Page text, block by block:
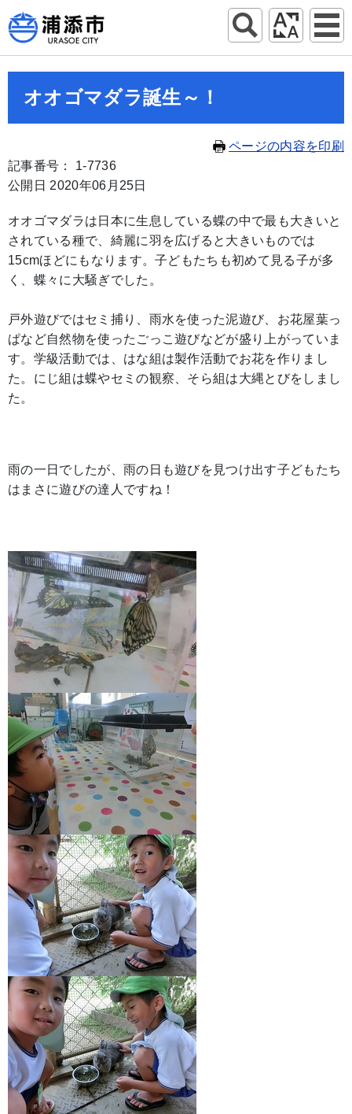
オオゴマダラ誕生～！
ページの内容を印刷
記事番号： 1-7736
公開日 2020年06月25日
オオゴマダラは日本に生息している蝶の中で最も大きいと
されている種で、綺麗に羽を広げると大きいものでは
15cmほどにもなります。子どもたちも初めて見る子が多
く、蝶々に大騒ぎでした。
戸外遊びではセミ捕り、雨水を使った泥遊び、お花屋葉っ
ぱなど自然物を使ったごっこ遊びなどが盛り上がっていま
す。学級活動では、はな組は製作活動でお花を作りまし
た。にじ組は蝶やセミの観察、そら組は大縄とびをしまし
た。
雨の一日でしたが、雨の日も遊びを見つけ出す子どもたち
はまさに遊びの達人ですね！